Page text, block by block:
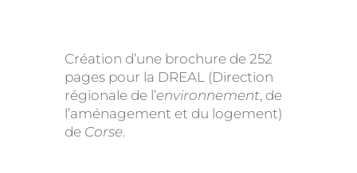
Création d’une brochure de 252
pages pour la DREAL (Direction
régionale de l’environnement, de
l’aménagement et du logement)
de Corse.